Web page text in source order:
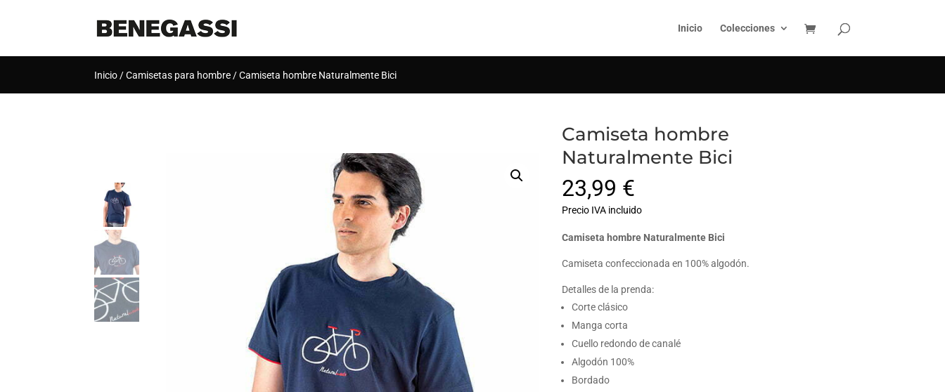
Inicio Colecciones
Inicio /Camisetas para hombre / Camiseta hombre Naturalmente Bici
Camiseta hombre
Naturalmente Bici
23,99 €
Precio IVA incluido
Camiseta hombre Naturalmente Bici
Camiseta confeccionada en 100% algodón.
Detalles de la prenda:
Corte clásico
Manga corta
Cuello redondo de canalé
Algodón 100%
Bordado